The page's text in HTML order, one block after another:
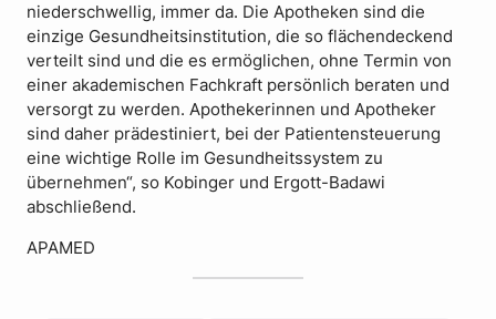
niederschwellig, immer da. Die Apotheken sind die
einzige Gesundheitsinstitution, die so flächendeckend
verteilt sind und die es ermöglichen, ohne Termin von
einer akademischen Fachkraft persönlich beraten und
versorgt zu werden. Apothekerinnen und Apotheker
sind daher prädestiniert, bei der Patientensteuerung
eine wichtige Rolle im Gesundheitssystem zu
übernehmen“, so Kobinger und Ergott-Badawi
abschließend.
APAMED